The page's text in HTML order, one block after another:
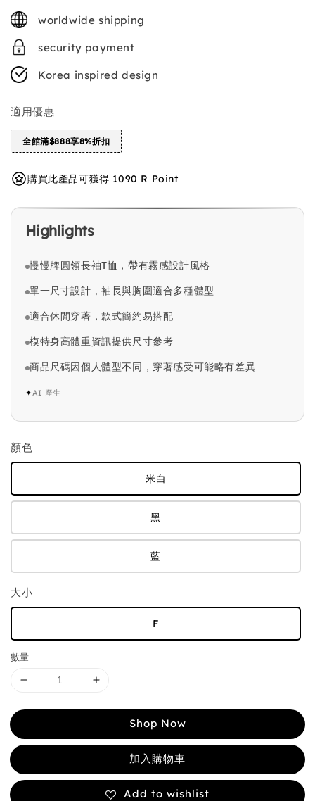
price
worldwide shipping
security payment
Korea inspired design
適用優惠
全館滿$888享8%折扣
購買此產品可獲得 1090 R Point
Highlights
慢慢牌圓領長袖T恤，帶有霧感設計風格
單一尺寸設計，袖長與胸圍適合多種體型
適合休閒穿著，款式簡約易搭配
模特身高體重資訊提供尺寸參考
商品尺碼因個人體型不同，穿著感受可能略有差異
✦AI 產生
顏色
米白
黑
藍
大小
F
數量
Shop Now
加入購物車
Add to wishlist